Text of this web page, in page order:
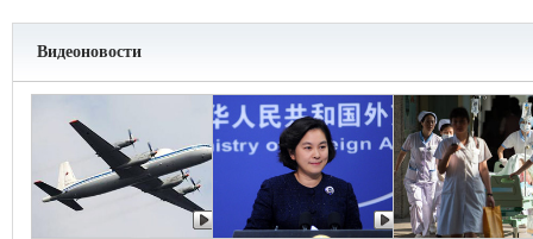
Видеоновости